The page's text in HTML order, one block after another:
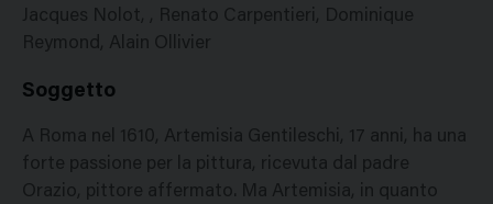
Jacques Nolot, , Renato Carpentieri, Dominique
Reymond, Alain Ollivier
Soggetto
A Roma nel 1610, Artemisia Gentileschi, 17 anni, ha una
forte passione per la pittura, ricevuta dal padre
Orazio, pittore affermato. Ma Artemisia, in quanto